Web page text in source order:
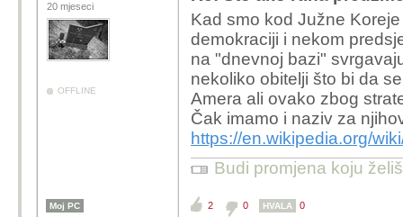
20 mjeseci
OFFLINE
Kad smo kod Južne
demokraciji i nekom
na "dnevnoj bazi"
nekoliko obitelji što bi da
Amera ali ovako zbog
Čak imamo i naziv za
https://en.wikipedia.org/
Budi promjena koju
Moj PC 2 0 HVALA 0